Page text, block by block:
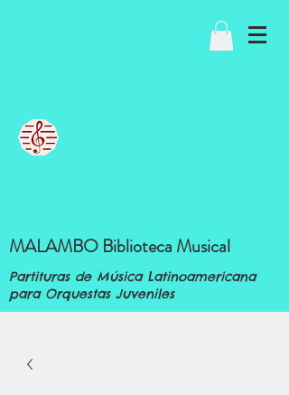
MALAMBO Biblioteca Musical
Partituras de Música Latinoamericana
para Orquestas Juveniles